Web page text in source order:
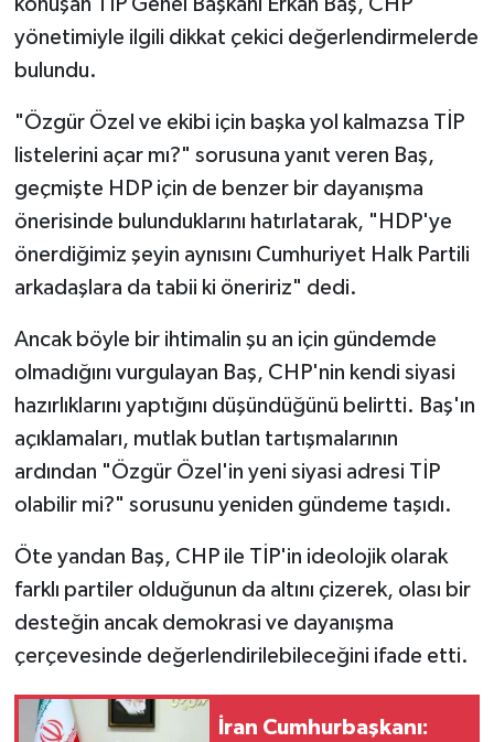
yönetimiyle ilgili dikkat çekici değerlendirmelerde
bulundu.
"Özgür Özel ve ekibi için başka yol kalmazsa TİP
listelerini açar mı?" sorusuna yanıt veren Baş,
geçmişte HDP için de benzer bir dayanışma
önerisinde bulunduklarını hatırlatarak, "HDP'ye
önerdiğimiz şeyin aynısını Cumhuriyet Halk Partili
arkadaşlara da tabii ki öneririz" dedi.
Ancak böyle bir ihtimalin şu an için gündemde
olmadığını vurgulayan Baş, CHP'nin kendi siyasi
hazırlıklarını yaptığını düşündüğünü belirtti. Baş'ın
açıklamaları, mutlak butlan tartışmalarının
ardından "Özgür Özel'in yeni siyasi adresi TİP
olabilir mi?" sorusunu yeniden gündeme taşıdı.
Öte yandan Baş, CHP ile TİP'in ideolojik olarak
farklı partiler olduğunun da altını çizerek, olası bir
desteğin ancak demokrasi ve dayanışma
çerçevesinde değerlendirilebileceğini ifade etti.
İran Cumhurbaşkanı: